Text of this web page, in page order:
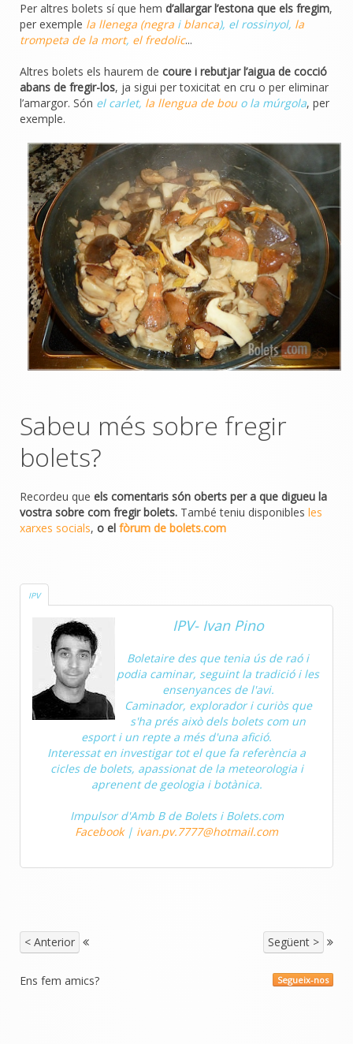
Per altres bolets sí que hem d’allargar l’estona que els fregim,
per exemple la llenega (negra i blanca), el rossinyol, la
trompeta de la mort, el fredolic...
Altres bolets els haurem de coure i rebutjar l’aigua de cocció
abans de fregir-los, ja sigui per toxicitat en cru o per eliminar
l’amargor. Són el carlet, la llengua de bou o la múrgola, per
exemple.
Sabeu més sobre fregir
bolets?
Recordeu que els comentaris són oberts per a que digueu la
vostra sobre com fregir bolets. També teniu disponibles les
xarxes socials, o el fòrum de bolets.com
IPV
IPV- Ivan Pino
Boletaire des que tenia ús de raó i
podia caminar, seguint la tradició i les
ensenyances de l'avi.
Caminador, explorador i curiòs que
s'ha prés això dels bolets com un
esport i un repte a més d'una afició.
Interessat en investigar tot el que fa referència a
cicles de bolets, apassionat de la meteorologia i
aprenent de geologia i botànica.
Impulsor d'Amb B de Bolets i Bolets.com
Facebook| ivan.pv.7777@hotmail.com
< Anterior Següent >
Segueix-nos
Ens fem amics?